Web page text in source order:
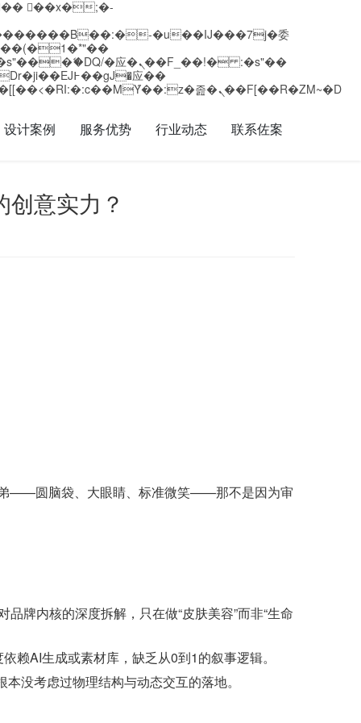
矁[��x�ZM~�n"��IB؃��!'����Тѕ��+��(m��IK�ʭ�/|��ϐܢ��F[��x�ZMz�G�� %嬩�/c��������[[��<�RI:�:c��MΎ��:z�졾�ܢ��F[��R�ZM~�D
设计案例 服务优势 行业动态 联系佐案
意实力？
弟——圆脑袋、大眼睛、标准微笑——那不是因为审
牌内核的深度拆解，只在做“皮肤美容”而非“生命
赖AI生成或素材库，缺乏从0到1的叙事逻辑。
没考虑过物理结构与动态交互的落地。